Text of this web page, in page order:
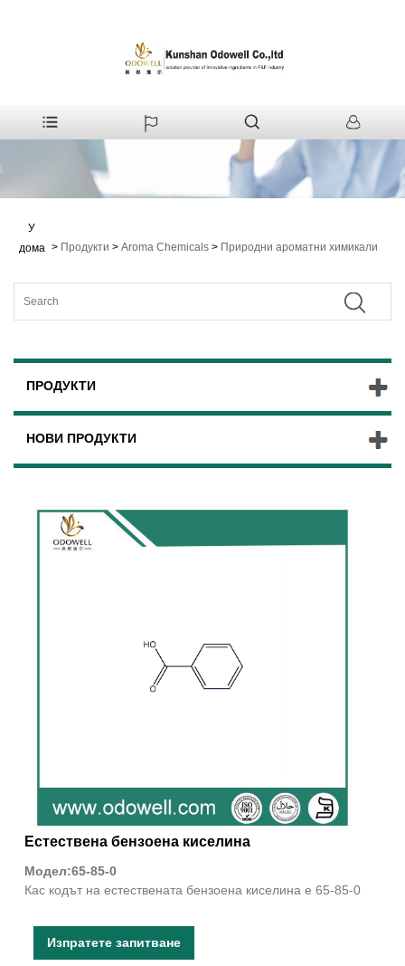
У
дома > Продукти > Aroma Chemicals > Природни ароматни химикали
ПРОДУКТИ
НОВИ ПРОДУКТИ
Естествена бензоена киселина
Модел:65-85-0
Кас кодът на естествената бензоена киселина е 65-85-0
Изпратете запитване